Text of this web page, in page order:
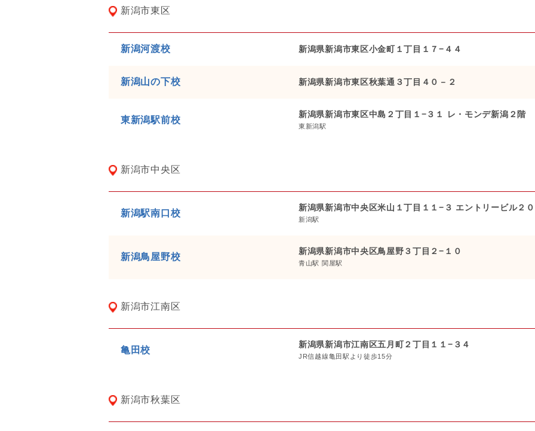
新潟市東区
新潟河渡校 新潟県新潟市東区小金町１丁目１７−４４
新潟山の下校 新潟県新潟市東区秋葉通３丁目４０－２
東新潟駅前校
新潟県新潟市東区中島２丁目１−３１ レ・モンデ新潟２階
東新潟駅
新潟市中央区
新潟駅南口校
新潟県新潟市中央区米山１丁目１１−３ エントリービル２
新潟駅
新潟鳥屋野校
新潟県新潟市中央区鳥屋野３丁目２−１０
青山駅 関屋駅
新潟市江南区
亀田校
新潟県新潟市江南区五月町２丁目１１−３４
JR信越線亀田駅より徒歩15分
新潟市秋葉区